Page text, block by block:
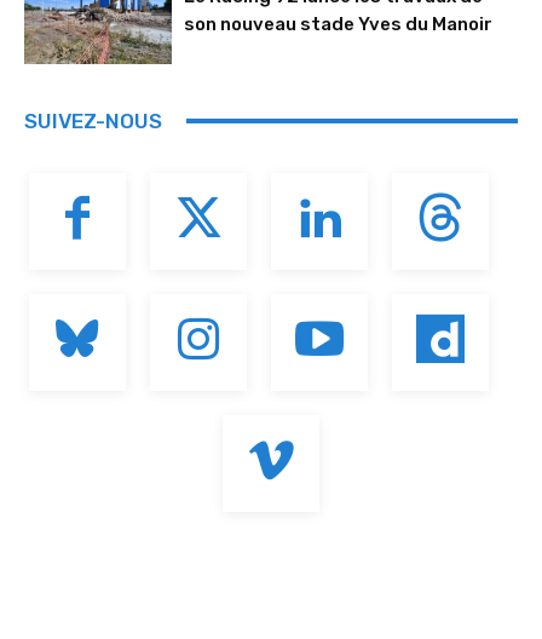
son nouveau stade Yves du Manoir
SUIVEZ-NOUS